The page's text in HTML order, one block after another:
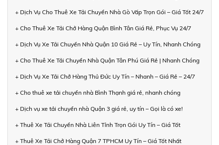
+ Dịch Vụ Cho Thuê Xe Tải Chuyển Nhà Gò Vấp Trọn Gói – Giá Tốt 24/7
+ Cho Thuê Xe Tải Chở Hàng Quận Bình Tân Giá Rẻ, Phục Vụ 24/7
+ Dịch Vụ Xe Tải Chuyển Nhà Quận 10 Giá Rẻ – Uy Tín, Nhanh Chóng
+ Cho Thuê Xe Tải Chuyển Nhà Quận Tân Phú Giá Rẻ | Nhanh Chóng
+ Dịch Vụ Xe Tải Chở Hàng Thủ Đức Uy Tín – Nhanh – Giá Rẻ – 24/7
+ Cho thuê xe tải chuyển nhà Bình Thạnh giá rẻ, nhanh chóng
+ Dịch vụ xe tải chuyển nhà Quận 3 giá rẻ, uy tín – Gọi là có xe!
+ Thuê Xe Tải Chuyển Nhà Liên Tỉnh Trọn Gói Uy Tín – Giá Tốt
+ Thuê Xe Tải Chở Hàng Quận 7 TPHCM Uy Tín – Giá Tốt Nhất